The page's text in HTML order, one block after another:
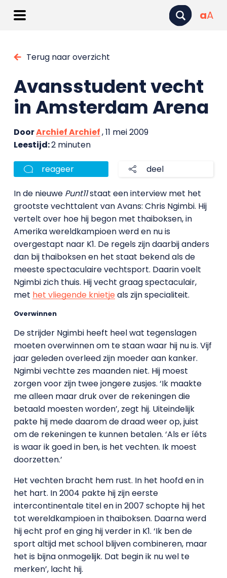
aA
Terug naar overzicht
Avansstudent vecht
in Amsterdam Arena
DoorArchief Archief, 11 mei 2009
Leestijd:2 minuten
reageer deel
In de nieuwe Punt11staat een interview met het
grootste vechttalent van Avans: Chris Ngimbi. Hij
vertelt over hoe hij begon met thaiboksen, in
Amerika wereldkampioen werd en nu is
overgestapt naar K1. De regels zijn daarbij anders
dan bij thaiboksen en het staat bekend als de
meeste spectaculaire vechtsport. Daarin voelt
Ngimbi zich thuis. Hij vecht graag spectaculair,
met het vliegende knietjeals zijn specialiteit.
Overwinnen
De strijder Ngimbi heeft heel wat tegenslagen
moeten overwinnen om te staan waar hij nu is. Vijf
jaar geleden overleed zijn moeder aan kanker.
Ngimbi vechtte zes maanden niet. Hij moest
zorgen voor zijn twee jongere zusjes. ‘Ik maakte
me alleen maar druk over de rekeningen die
betaald moesten worden’, zegt hij. Uiteindelijk
pakte hij mede daarom de draad weer op, juist
om de rekeningen te kunnen betalen. ‘Als er íéts
is waar ik goed in ben, is het vechten. Ik moest
doorzetten.’
Het vechten bracht hem rust. In het hoofd en in
het hart. In 2004 pakte hij zijn eerste
intercontinentale titel en in 2007 schopte hij het
tot wereldkampioen in thaiboksen. Daarna werd
hij echt prof en ging hij verder in K1. ‘Ik ben de
sport altijd met school blijven combineren, maar
het is bijna onmogelijk. Dat begin ik nu wel te
merken’, lacht hij.